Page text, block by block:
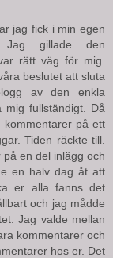
jag fick i min egen
gillade den
rätt väg för mig.
beslutet att sluta
av den enkla
fullständigt. Då
på ett
Tiden räckte till.
en del inlägg och
en halv dag åt att
er alla fanns det
och jag mådde
Jag valde mellan
kommentarer och
hos er. Det